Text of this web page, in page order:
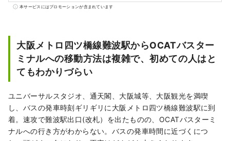
を有するOCATらしく世界各国のお食事が楽し
様に日常的にご活用いただいています。
OCAT地下1階、大きな球体が陽の光を受けて
輝く「ポンテ広場」青空が見える吹き抜けの
スペースは、幅広い世代に憩いの場として利
本サービスにはプロモーションが含まれています
大阪メトロ四ツ橋線難波駅からOCATバスター
ミナルへの移動方法は複雑で、初めての人はと
てもわかりづらい
ユニバーサルスタジオ、通天閣、大阪城等、大阪観光を満喫
し、バスの発車時刻ギリギリに大阪メトロ四ツ橋線難波駅に到
着。速攻で難波駅出口(改札）を出たものの、OCATバスターミ
ナルへの行き方がわからない。バスの発車時間に近づくにつ